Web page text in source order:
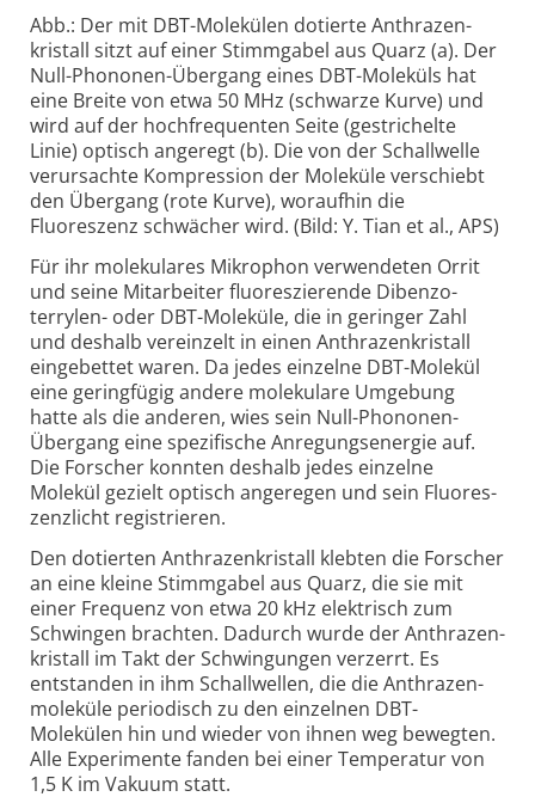
Abb.: Der mit DBT-Molekülen dotierte Anthrazen­
kristall sitzt auf einer Stimmgabel aus Quarz (a). Der
Null-Phononen-Übergang eines DBT-Moleküls hat
eine Breite von etwa 50 MHz (schwarze Kurve) und
wird auf der hochfrequenten Seite (gestrichelte
Linie) optisch angeregt (b). Die von der Schallwelle
verursachte Kompression der Moleküle verschiebt
den Übergang (rote Kurve), woraufhin die
Fluoreszenz schwächer wird. (Bild: Y. Tian et al., APS)
Für ihr molekulares Mikrophon verwendeten Orrit
und seine Mitarbeiter fluoreszierende Dibenzo­
terrylen- oder DBT-Moleküle, die in geringer Zahl
und deshalb vereinzelt in einen Anthrazen­kristall
eingebettet waren. Da jedes einzelne DBT-Molekül
eine geringfügig andere molekulare Umgebung
hatte als die anderen, wies sein Null-Phononen-
Übergang eine spezifische Anregungsenergie auf.
Die Forscher konnten deshalb jedes einzelne
Molekül gezielt optisch angeregen und sein Fluores­
zenz­licht registrieren.
Den dotierten Anthrazenkristall klebten die Forscher
an eine kleine Stimmgabel aus Quarz, die sie mit
einer Frequenz von etwa 20 kHz elektrisch zum
Schwingen brachten. Dadurch wurde der Anthrazen­
kristall im Takt der Schwingungen verzerrt. Es
entstanden in ihm Schallwellen, die die Anthrazen­
moleküle periodisch zu den einzelnen DBT-
Molekülen hin und wieder von ihnen weg bewegten.
Alle Experimente fanden bei einer Temperatur von
1,5 K im Vakuum statt.